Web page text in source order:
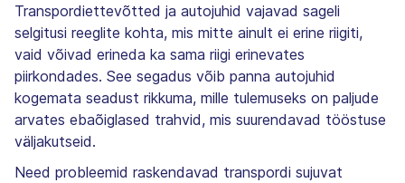
Transpordiettevõtted ja autojuhid vajavad sageli
selgitusi reeglite kohta, mis mitte ainult ei erine riigiti,
vaid võivad erineda ka sama riigi erinevates
piirkondades. See segadus võib panna autojuhid
kogemata seadust rikkuma, mille tulemuseks on paljude
arvates ebaõiglased trahvid, mis suurendavad tööstuse
väljakutseid.
Need probleemid raskendavad transpordi sujuvat